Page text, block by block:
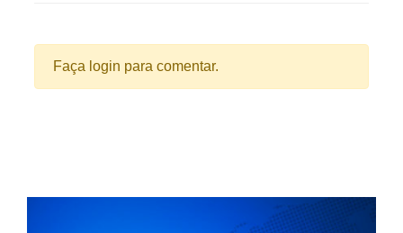
Faça login para comentar.